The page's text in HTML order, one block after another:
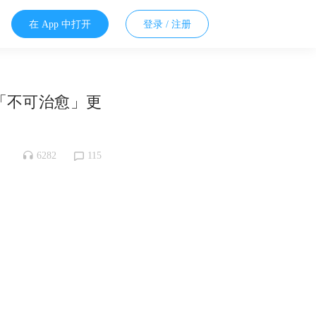
在 App 中打开 登录 / 注册
不可治愈」更
6282 115